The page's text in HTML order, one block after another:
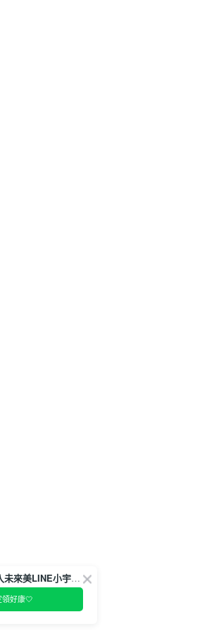
✨歡迎加入未來美LINE小宇宙💫
領好康🤍